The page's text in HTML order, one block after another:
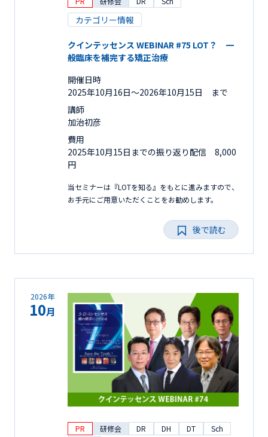
カテゴリー情報
クインテッセンス WEBINAR #75 LOT？ 一
般臨床を補完する矯正治療
開催日時
2025年10月16日〜2026年10月15日 まで
講師
加治初彦
費用
2025年10月15日までの振り返り配信 8,000
円
当セミナーは『LOTを知る』をもとに進みますので、
お手元にご用意いただくことをお勧めします。
後で読む
2026年
10月
PR 研修会 DR DH DT
Sch